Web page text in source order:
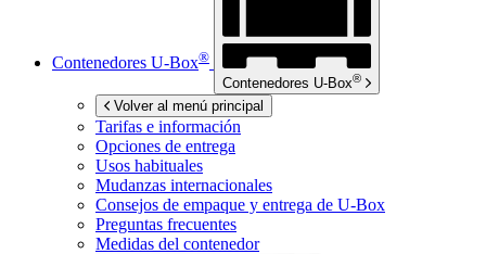
Contenedores U-Box®
Contenedores U-Box®
Volver al menú principal
Tarifas e información
Opciones de entrega
Usos habituales
Mudanzas internacionales
Consejos de empaque y entrega de U-Box
Preguntas frecuentes
Medidas del contenedor